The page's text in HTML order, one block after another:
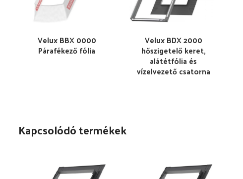
Velux BBX 0000
Párafékező fólia
Velux BDX 2000
hőszigetelő keret,
alátétfólia és
vízelvezető csatorna
Kapcsolódó termékek